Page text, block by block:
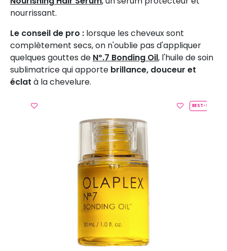
nourrissant.
Le conseil de pro : lorsque les cheveux sont
complètement secs, on n'oublie pas d'appliquer
quelques gouttes de Nº.7 Bonding Oil, l'huile de soin
sublimatrice qui apporte brillance, douceur et
éclat à la chevelure.
BEST-SELLER